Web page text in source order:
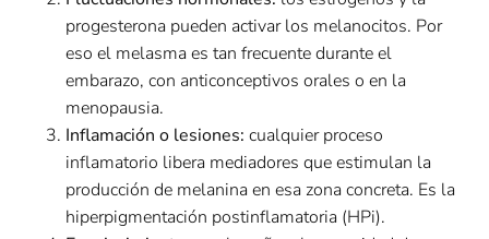
progesterona pueden activar los melanocitos. Por
eso el melasma es tan frecuente durante el
embarazo, con anticonceptivos orales o en la
menopausia.
Inflamación o lesiones: cualquier proceso
inflamatorio libera mediadores que estimulan la
producción de melanina en esa zona concreta. Es la
hiperpigmentación postinflamatoria (HPi).